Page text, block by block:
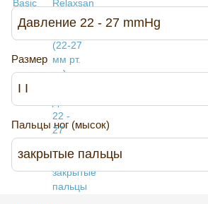
Давление 22 - 27 mmHg
Размер
I I
Пальцы ног (мысок)
закрытые пальцы